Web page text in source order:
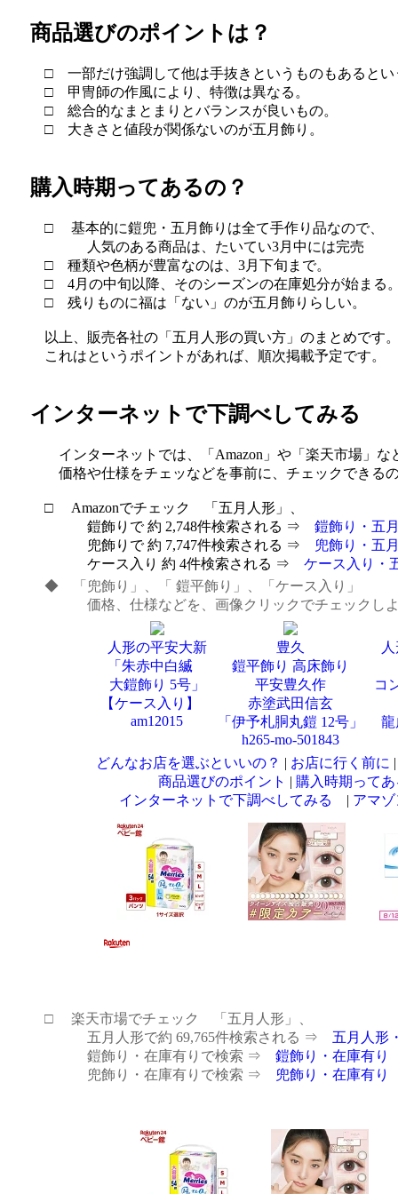
商品選びのポイントは？
□ 一部だけ強調して他は手抜きというものもあるとい
□ 甲冑師の作風により、特徴は異なる。
□ 総合的なまとまりとバランスが良いもの。
□ 大きさと値段が関係ないのが五月飾り。
購入時期ってあるの？
□ 基本的に鎧兜・五月飾りは全て手作り品なので、
人気のある商品は、たいてい3月中には完売
□ 種類や色柄が豊富なのは、3月下旬まで。
□ 4月の中旬以降、そのシーズンの在庫処分が始まる
□ 残りものに福は「ない」のが五月飾りらしい。
以上、販売各社の「五月人形の買い方」のまとめです
これはというポイントがあれば、順次掲載予定です。
インターネットで下調べしてみる
インターネットでは、「Amazon」や「楽天市場」な
価格や仕様をチェッなどを事前に、チェックできる
□Amazonでチェック 「五月人形」、
鎧飾りで 約 2,748件検索される ⇒ 鎧飾り・五
兜飾りで 約 7,747件検索される ⇒
兜飾り・五
ケース入り 約 4件検索される ⇒ ケース入り・
◆ 「兜飾り」、「 鎧平飾り」、「ケース入り」
価格、仕様などを、画像クリックでチェックし
人形の平安大新
「朱赤中白縅
大鎧飾り 5号」
【ケース入り】
am12015
豊久
鎧平飾り 高床飾り
平安豊久作
赤塗武田信玄
「伊予札胴丸鎧 12号」
h265-mo-501843
コ
龍
どんなお店を選ぶといいの？ | お店に行く前に
商品選びのポイント | 購入時期って
インターネットで下調べしてみる
| アマ
□楽天市場でチェック 「五月人形」、
五月人形で約 69,765件検索される ⇒ 五月人形
鎧飾り・在庫有りで検索 ⇒ 鎧飾り・在庫有り
兜飾り・在庫有りで検索 ⇒
兜飾り・在庫有り